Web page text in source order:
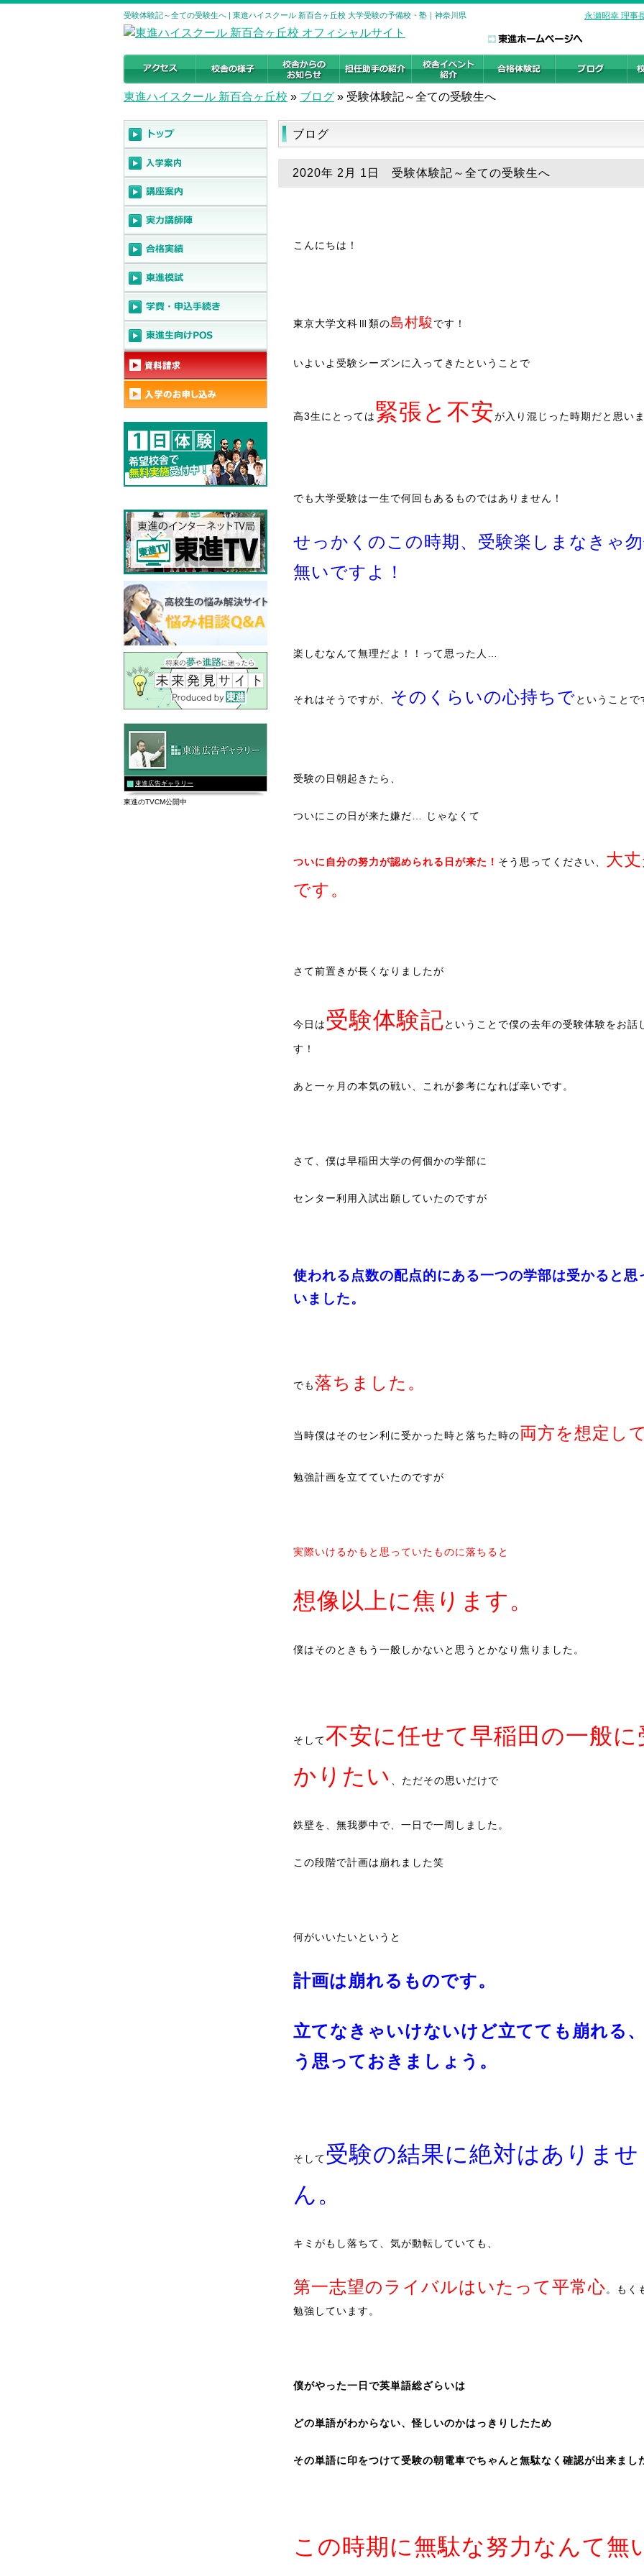
受験体験記～全ての受験生へ | 東進ハイスクール 新百合ヶ丘校 大学受験の予備校・塾｜神奈川県 永瀬昭幸 理事
東進ハイスクール 新百合ヶ丘校 » ブログ » 受験体験記～全ての受験生へ
ブログ
2020年 2月 1日 受験体験記～全ての受験生へ
こんにちは！
東京大学文科Ⅲ類の島村駿です！
いよいよ受験シーズンに入ってきたということで
高3生にとっては 緊張と不安が入り混じった時期だと思い
でも大学受験は一生で何回もあるものではありません！
せっかくのこの時期、受験楽しまなきゃ
無いですよ！
楽しむなんて無理だよ！！って思った人…
それはそうですが、 そのくらいの心持ちでということで
受験の日朝起きたら、
ついにこの日が来た嫌だ… じゃなくて
ついに自分の努力が認められる日が来た！ そう思ってください、 大
です。
さて前置きが長くなりましたが
今日は 受験体験記ということで僕の去年の受験体験をお話
す！
あと一ヶ月の本気の戦い、これが参考になれば幸いです。
さて、僕は早稲田大学の何個かの学部に
センター利用入試出願していたのですが
使われる点数の配点的にある一つの学部は受かると思
いました。
でも落ちました。
当時僕はそのセン利に受かった時と落ちた時の両方を想定し
勉強計画を立てていたのですが
実際いけるかもと思っていたものに落ちると
想像以上に焦ります。
僕はそのときもう一般しかないと思うとかなり焦りました。
そして不安に任せて早稲田の一般に
かりたい
、ただその思いだけで
鉄壁を、無我夢中で、一日で一周しました。
この段階で計画は崩れました笑
何がいいたいというと
計画は崩れるものです。
立てなきゃいけないけど立てても崩れる
う思っておきましょう。
そして 受験の結果に絶対はありませ
ん。
キミがもし落ちて、気が動転していても、
第一志望のライバルはいたって平常心。もく
勉強しています。
僕がやった一日で英単語総ざらいは
どの単語がわからない、怪しいのかはっきりしたため
その単語に印をつけて受験の朝電車でちゃんと無駄なく確認が出来まし
この時期に無駄な努力なんて無
東進広告ギャラリー
東進のTVCM公開中